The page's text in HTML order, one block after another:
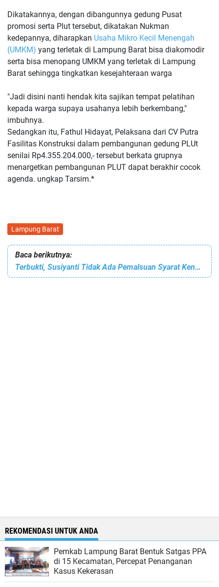
Dikatakannya, dengan dibangunnya gedung Pusat
promosi serta Plut tersebut, dikatakan Nukman
kedepannya, diharapkan Usaha Mikro Kecil Menengah
(UMKM) yang terletak di Lampung Barat bisa diakomodir
serta bisa menopang UMKM yang terletak di Lampung
Barat sehingga tingkatkan kesejahteraan warga
"Jadi disini nanti hendak kita sajikan tempat pelatihan
kepada warga supaya usahanya lebih berkembang,"
imbuhnya.
Sedangkan itu, Fathul Hidayat, Pelaksana dari CV Putra
Fasilitas Konstruksi dalam pembangunan gedung PLUt
senilai Rp4.355.204.000,- tersebut berkata grupnya
menargetkan pembangunan PLUT dapat berakhir cocok
agenda. ungkap Tarsim.*
Lampung Barat
Baca berikutnya:
Terbukti, Susiyanti Tidak Ada Pemalsuan Syarat Kenaikan Pangkat, Ini kata Skertaris Dinkes Lambar
REKOMENDASI UNTUK ANDA
Pemkab Lampung Barat Bentuk Satgas PPA
di 15 Kecamatan, Percepat Penanganan
Kasus Kekerasan